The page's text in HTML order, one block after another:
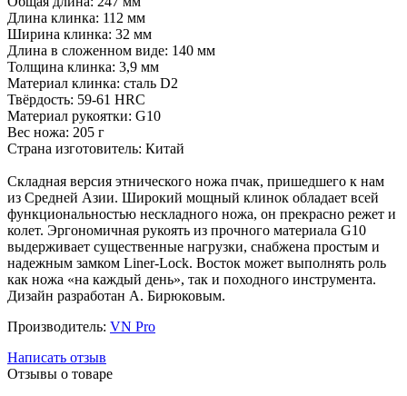
Длина клинка: 112 мм
Ширина клинка: 32 мм
Длина в сложенном виде: 140 мм
Толщина клинка: 3,9 мм
Материал клинка: сталь D2
Твёрдость: 59-61 HRC
Материал рукоятки: G10
Вес ножа: 205 г
Страна изготовитель: Китай
Складная версия этнического ножа пчак, пришедшего к нам
из Средней Азии. Широкий мощный клинок обладает всей
функциональностью нескладного ножа, он прекрасно режет и
колет. Эргономичная рукоять из прочного материала G10
выдерживает существенные нагрузки, снабжена простым и
надежным замком Liner-Lock. Восток может выполнять роль
как ножа «на каждый день», так и походного инструмента.
Дизайн разработан А. Бирюковым.
Производитель: VN Pro
Написать отзыв
Отзывы о товаре